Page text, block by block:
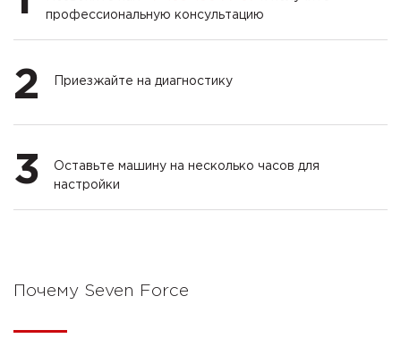
профессиональную консультацию
2 Приезжайте на диагностику
3
Оставьте машину на несколько часов для
настройки
Почему Seven Force